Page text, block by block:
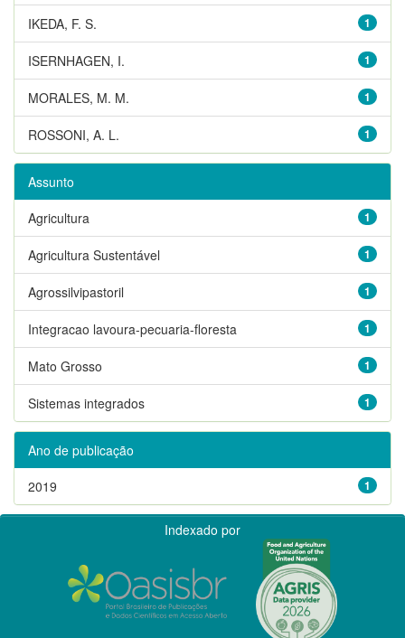
1
IKEDA, F. S.
1
ISERNHAGEN, I.
1
MORALES, M. M.
1
ROSSONI, A. L.
Assunto
1
Agricultura
1
Agricultura Sustentável
1
Agrossilvipastoril
1
Integracao lavoura-pecuaria-floresta
1
Mato Grosso
1
Sistemas integrados
Ano de publicação
1
2019
Indexado por